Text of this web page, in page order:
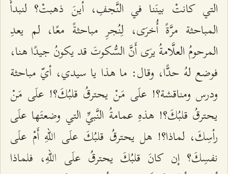
التي كانتْ بينَنا في النَّجفِ، أينَ ذهبتْ؟ لنبدأْ
المباحثة مرَّةً أُخرَى، لِنُجرِ مباحثةً معًا، لم يعدِ
المرحومُ العلَّامةُ يرَى أَنَّ السُّكوتَ قد يكونُ جيدًا هنا،
فوضع لهُ حدًّا، وقال: ما هذا يا سيدي، أيّ مباحثة
ودرس ومناقشة؟! علَى مَنْ يحترقُ قلبُكَ؟! علَى مَنْ
يحترقُ قلبُكَ؟! هذهِ عمامةُ النَّبيِّ التي وضعتَها علَى
رأسِكَ، لماذا؟! هل يحترقُ قلبُكَ علَى اللّهِ أَمْ علَى
نفسِكَ؟ إن كانَ قلبُكَ يحترقُ علَى اللّهِ، فلماذا